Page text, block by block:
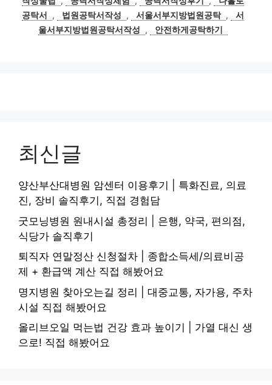
공탁서
, 법원공탁서작성 , 서울서부지방법원공탁 ,
서
울서부지방법원공탁서작성
, 안전하게공탁하기
최신글
양산부산대병원 암센터 이용후기 | 특화진료, 의료
진, 장비 솔직후기, 직접 경험담
굿모닝병원 원내시설 총정리 | 은행, 약국, 편의점,
식당가 솔직후기
퇴직자 연말정산 신청절차 | 종합소득세/의료비공
제 + 환급액 계산 직접 해봤어요
명지병원 찾아오는길 정리 | 대중교통, 자가용, 주차
시설 직접 해봤어요
올리브오일 먹는법 건강 효과 높이기 | 가열 대신 생
으로! 직접 해봤어요